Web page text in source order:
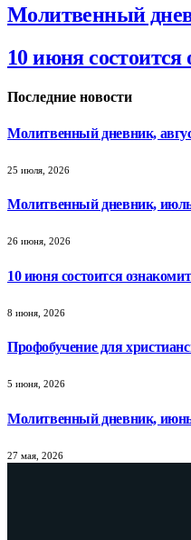
Молитвенный
10 июня
Последние новости
Молитвенный дневник,
25 июля, 2026
Молитвенный дневник,
26 июня, 2026
10 июня состоится
8 июня, 2026
Профобучение для
5 июня, 2026
Молитвенный дневник,
27 мая, 2026